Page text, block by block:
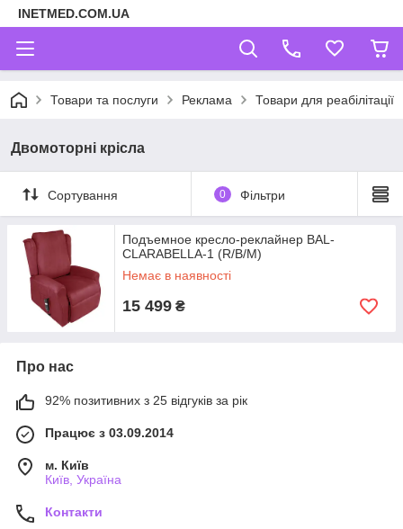
INETMED.COM.UA
Товари та послуги Реклама Товари для реабілітації
Двомоторні крісла
Сортування 0 Фільтри
Подъемное кресло-реклайнер BAL-
CLARABELLA-1 (R/B/M)
Немає в наявності
15 499 ₴
Про нас
92% позитивних з 25 відгуків за рік
Працює з 03.09.2014
м. Київ
Київ, Україна
Контакти